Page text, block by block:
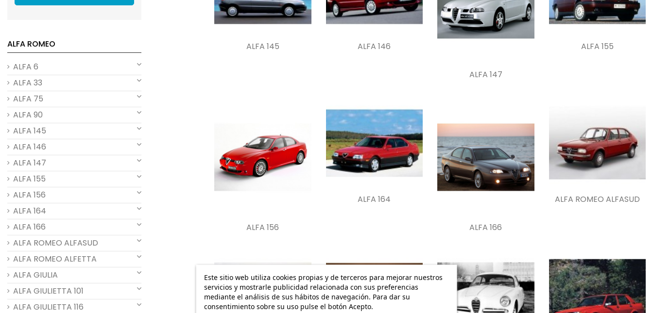
ALFA 145 ALFA 146
ALFA 147
ALFA 155
ALFA 156
ALFA 164
ALFA 166
ALFA ROMEO ALFASUD
ALFA ROMEO
ALFA 6
ALFA 33
ALFA 75
ALFA 90
ALFA 145
ALFA 146
ALFA 147
ALFA 155
ALFA 156
ALFA 164
ALFA 166
ALFA ROMEO ALFASUD
ALFA ROMEO ALFETTA
ALFA GIULIA
ALFA GIULIETTA 101
ALFA GIULIETTA 116
Este sitio web utiliza cookies propias y de terceros para mejorar nuestros
servicios y mostrarle publicidad relacionada con sus preferencias
mediante el análisis de sus hábitos de navegación. Para dar su
consentimiento sobre su uso pulse el botón Acepto.